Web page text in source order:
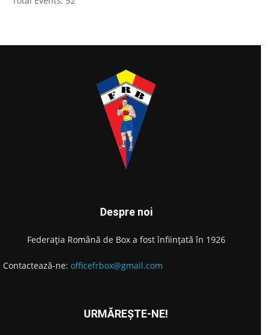
Despre noi
Federația Română de Box a fost înființată în 1926
Contactează-ne: officefrbox@gmail.com
URMĂREȘTE-NE!